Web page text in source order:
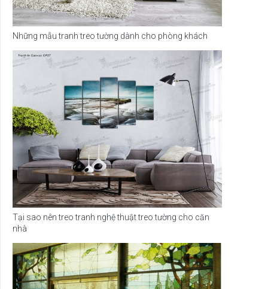
Những mẫu tranh treo tường dành cho phòng khách
Tại sao nên treo tranh nghệ thuật treo tường cho căn
nhà